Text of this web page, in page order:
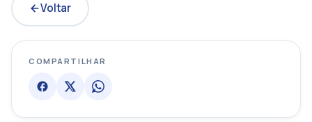
Voltar
COMPARTILHAR